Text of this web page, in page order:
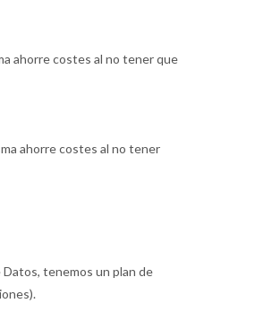
ahorre costes al no tener que
ahorre costes al no tener
tenemos un plan de